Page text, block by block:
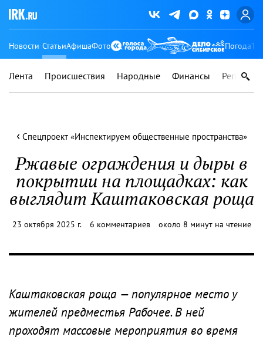
Новости СтатьиАфишаФото Погода
Лента Происшествия Народные Финансы Регионы
‹Спецпроект «Инспектируем общественные пространства»
Ржавые ограждения и дыры в
покрытии на площадках: как
выглядит Каштаковская роща
23 октября 2025 г. 6 комментариев около 8 минут на чтение
Каштаковская роща — популярное место у
жителей предместья Рабочее. В ней
проходят массовые мероприятия во время